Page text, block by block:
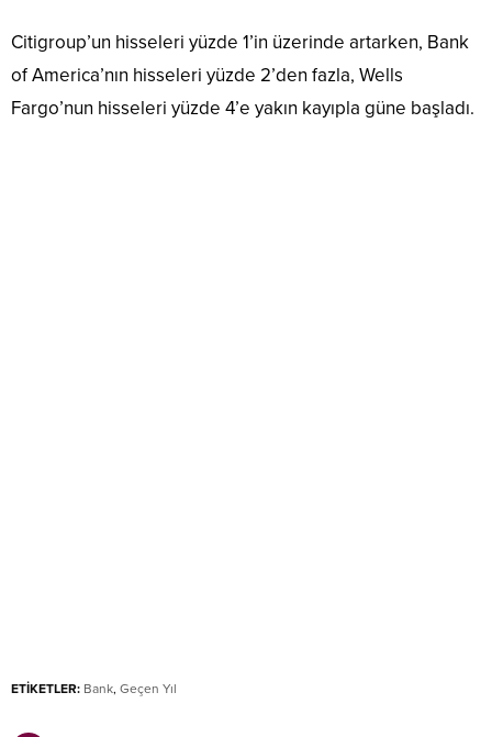
Citigroup’un hisseleri yüzde 1’in üzerinde artarken, Bank
of America’nın hisseleri yüzde 2’den fazla, Wells
Fargo’nun hisseleri yüzde 4’e yakın kayıpla güne başladı.
ETİKETLER: Bank, Geçen Yıl